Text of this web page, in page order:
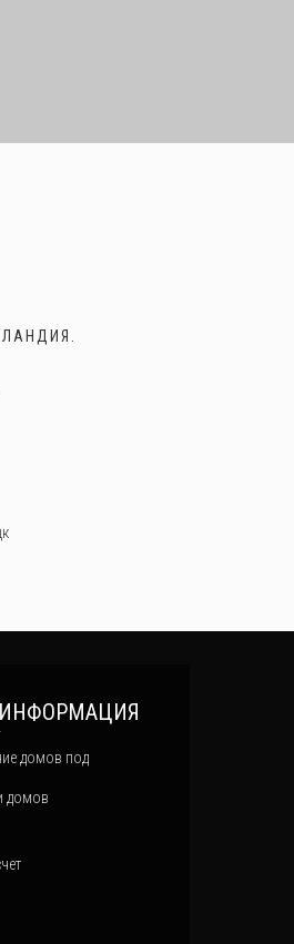
домов под
домов